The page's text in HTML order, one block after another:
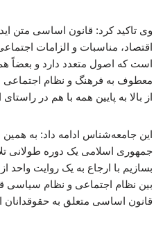
وی تاکید کرد: قانون اساسی متن
اقتصاد، مناسبات و الزامات
است که اصول متعدد دارد و بعضاً
معطوف به فرهنگ و نظام
از بالا به پایین همه با هم در
این جامعه‌شناس ادامه داد: به
جمهوری اسلامی یک دوره طولانی
بسازیم با ارجاع به یک روایت
بین نظام اجتماعی و نظام سیاسی
قانون اساسی متعلق به حقوقدانان